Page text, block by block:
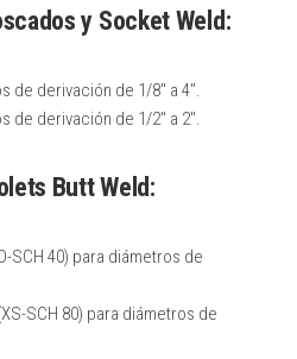
y Socket Weld:
de derivación de 1/8″ a 4″.
de derivación de 1/2″ a 2″.
Butt Weld:
SCH 40) para diámetros de
SCH 80) para diámetros de